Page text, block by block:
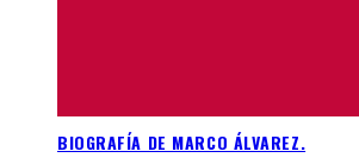
BIOGRAFÍA DE MARCO ÁLVAREZ.